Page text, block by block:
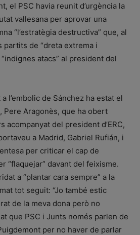
el PSC havia reunit d’urgència la
vallesana per aprovar una
“l’estratègia destructiva” que, al
partits de “dreta extrema i
“indignes atacs” al president del
l’embolic de Sánchez ha estat el
Pere Aragonès, que ha obert
acompanyat del president d’ERC,
a Madrid, Gabriel Rufián, i
per criticar el cap de
“flaquejar” davant del feixisme.
a “plantar cara sempre” a la
tot seguit: “Jo també estic
de la meva dona però no
que PSC i Junts només parlen de
per no haver de parlar